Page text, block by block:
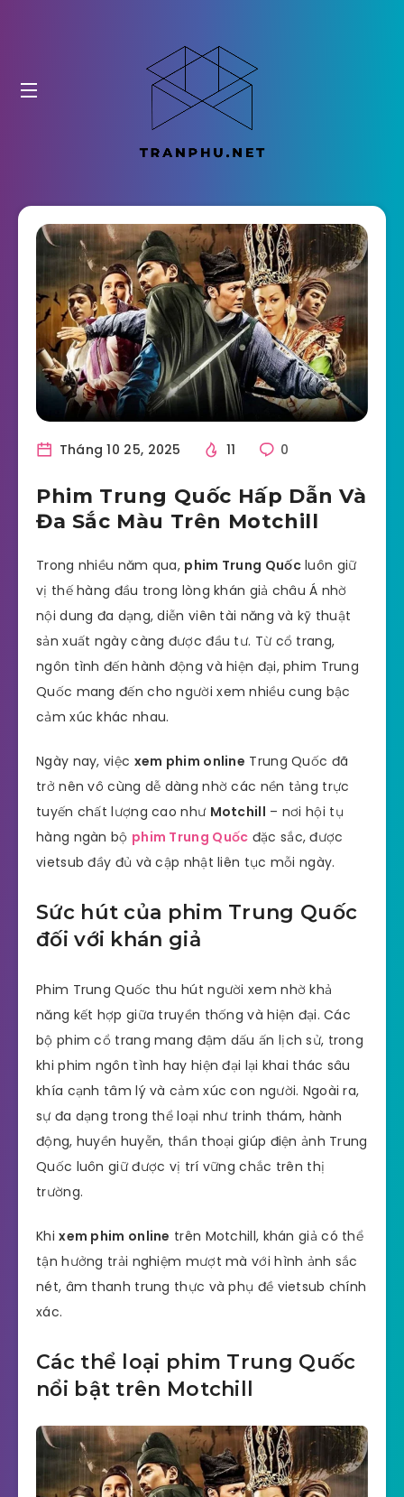
Tháng 10 25, 2025 11 0
Phim Trung Quốc Hấp Dẫn Và
Đa Sắc Màu Trên Motchill
Trong nhiều năm qua, phim Trung Quốcluôn giữ
vị thế hàng đầu trong lòng khán giả châu Á nhờ
nội dung đa dạng, diễn viên tài năng và kỹ thuật
sản xuất ngày càng được đầu tư. Từ cổ trang,
ngôn tình đến hành động và hiện đại, phim Trung
Quốc mang đến cho người xem nhiều cung bậc
cảm xúc khác nhau.
Ngày nay, việc xem phim online Trung Quốc đã
trở nên vô cùng dễ dàng nhờ các nền tảng trực
tuyến chất lượng cao như Motchill – nơi hội tụ
hàng ngàn bộ phim Trung Quốc đặc sắc, được
vietsub đầy đủ và cập nhật liên tục mỗi ngày.
Sức hút của phim Trung Quốc
đối với khán giả
Phim Trung Quốc thu hút người xem nhờ khả
năng kết hợp giữa truyền thống và hiện đại. Các
bộ phim cổ trang mang đậm dấu ấn lịch sử, trong
khi phim ngôn tình hay hiện đại lại khai thác sâu
khía cạnh tâm lý và cảm xúc con người. Ngoài ra,
sự đa dạng trong thể loại như trinh thám, hành
động, huyền huyễn, thần thoại giúp điện ảnh Trung
Quốc luôn giữ được vị trí vững chắc trên thị
trường.
Khixem phim online trên Motchill, khán giả có thể
tận hưởng trải nghiệm mượt mà với hình ảnh sắc
nét, âm thanh trung thực và phụ đề vietsub chính
xác.
Các thể loại phim Trung Quốc
nổi bật trên Motchill